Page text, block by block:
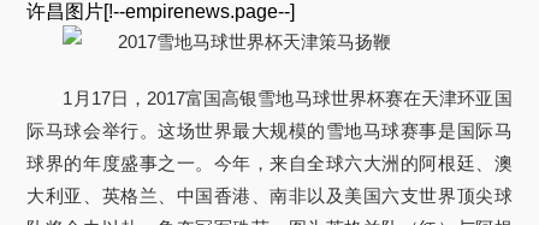
许昌图片[!--empirenews.page--]
1月17日，2017富国高银雪地马球世界杯赛在天津环亚国
际马球会举行。这场世界最大规模的雪地马球赛事是国际马
球界的年度盛事之一。今年，来自全球六大洲的阿根廷、澳
大利亚、英格兰、中国香港、南非以及美国六支世界顶尖球